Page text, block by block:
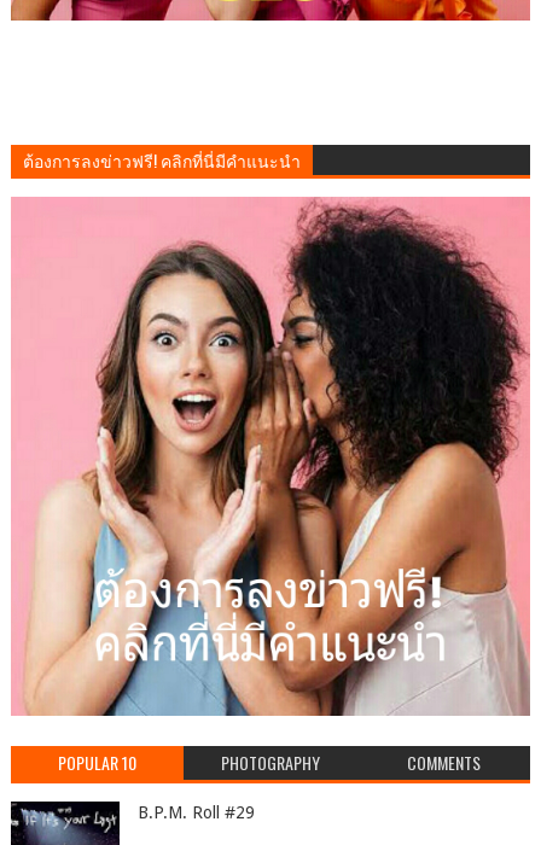
ต้องการลงข่าวฟรี! คลิกที่นี่มีคำแนะนำ
POPULAR 10 PHOTOGRAPHY COMMENTS
B.P.M. Roll #29